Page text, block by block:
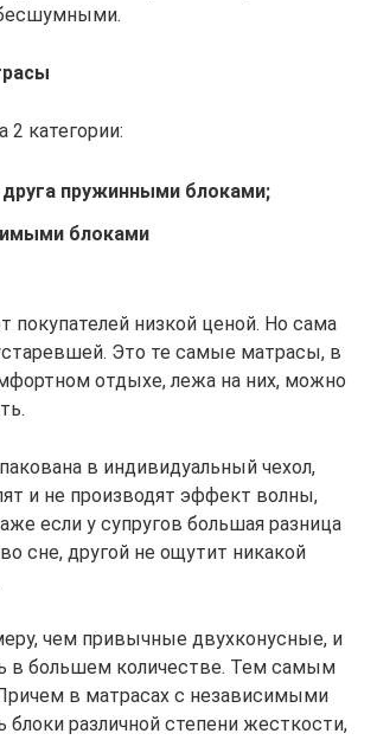
2 категории:
пружинными блоками;
блоками
низкой ценой. Но сама
Это те самые матрасы, в
отдыхе, лежа на них, можно
в индивидуальный чехол,
и не производят эффект волны,
если у супругов большая разница
сне, другой не ощутит никакой
чем привычные двухконусные, и
в большем количестве. Тем самым
в матрасах с независимыми
различной степени жесткости,